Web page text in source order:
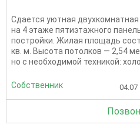
Сдается уютная
на 4 этаже пятиэтажного
постройки. Жилая площадь
кв. м. Высота потолков — 2,54
но с необходимой техникой:
Собственник 04.07